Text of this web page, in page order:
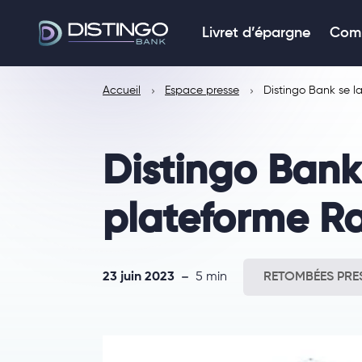
Livret d’épargne
Accueil Espace presse Distingo Bank se
Distingo
plateforme
23 juin 2023 5 min RETOMBÉES